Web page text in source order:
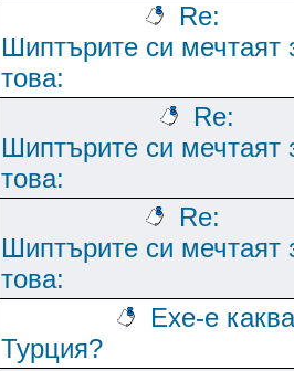
Re:
Шиптърите си мечтаят
това:
Re:
Шиптърите си мечтаят
това:
Re:
Шиптърите си мечтаят
това:
Ехе-е каква
Турция?